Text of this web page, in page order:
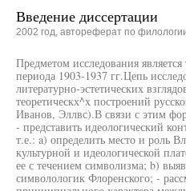
Введение диссертации
2002 год, автореферат по
Предметом исследования является творчество Флоренского периода 1903-1937 гг.Цепь исследования - рассмотрение литературно-эстетических взглядов Флоренского в контексте теоретическх^х построений русского младосймволизма (Бельпт, Иванов, Эллвс).В связи с этим формулируются следующие задачи: - представить идеологический контекст творчества Флоренского, т.е.: a) определить место и роль Вл. Соловьева в формировании культурной и идеологической платфорл&г Флоренского по связи ее с течением символизма; b) выявить историко-генеткческий фон символологик Флоренского; - рассмотреть сходства и расхождения принципиального характера между семиотической трактовкой знака и трактовкой символа в учении Флоренского; - разъяснить, насколько удастся, некоторые важнейшие концепты из понятийного аппарата Флоренского (реализм, музей, синтез искусств - исследовать структ^фу и принципы разбора Флоренским ряда конкретных художественных произведений.На защиту выносятся следучопще положения: - Дискурс^ Флоренского был сформирован ближайшим образом, с одной стороны, под воздействием переосмысленной идеологии Вл.Соловьева, с другой - художественного метода символизма, главным образом, русского младосймволизма; он представляет собой, с точки зрения стилистики и образа мысли, своего рода синкретизм того, что ^ Понятие дискурса здесь и далее рассматривается согласно второму значению в классификации Патрика Серьо: «единица, по размеру превосходящая фразу, высказывание в глобальном смысле» (Серьо П. Анализ др«?|^ урса во л. в диссертации названо 'художественным' и 'философским' направлениями Серебряного века. Понятие символа у Флоренского имеет лишь косвенное отношение к понятию знака в структуральной поэтике и, во всяком сл>'чае, принадлежит к иной мировоззренческой традиции, нежели этот последний. - Есть основания сближать литературоведческие приемы Флоренского с подходом к художественному тексту К.-Г. Юнга, ср. текстовая 'первопочва' (Флоренский) и 'архетип' (Юнг) и др. - Христианская догматика является преимущественным фактором теоретико-литературоведческих и литературно-критических изысканий Флоренского и оказывает прямое влияние на его понятийный аппарат.Методологической основой исследования является синкретизм герменевтического, лингвосемантического и историко-литературного подходов к литературному тексту.Теоретическую и лгетодологическую базу диссертации составляют основные концептуальные положения, сформулированные в трудах П.А. Флоренского, А..Ф. Лосева, A . A . Потебни, К.Г. Юнга, В.Н. Топорова, К.Г. Исупова, Хоружего, Н. Бонецкой и др.Источниками исследования сл>'жат опубликованные на сей день тексты П.А. Флоренского. Это четыре тома, вышедшие в составе серии «Философское наследие», отдельный том из той же серии по философии художественного творчества, «Столп и утверждение истины» (1914). В этом же ряду^ назовем первую часть составленной К.Г. Ис^тювым антологии о «личности и творчестве Павла Флоренского в оденке руссю1х мыслителей и исследователей». Важным источником были теоретические работы младосимволиетов, в первую очередь Вяч. Иванова, Андрея Белого и Эллиса.Французской школе // Семиотика: Антология. Сост. Ю.С. Степанов. М., 2001.В целом наследие П.А. Флоренского можно, с известной долей условности, раскределйть но пяти классам (выключая фотохудожественные опыты, для которых в авторском Проспекте собрания сочинений задуман был отдельный X V том); это исследования: 1) литературно-критические (см. гл. II), 2) философско-богословские («Столп», «Водоразделы»), 3) художественно-критические («Золото в лазури», «Соль земли») 4) научно-технические (монография о диэлектриках, «Мнимости в геометрии», статьи в Технической энциклопедии) 5) эпистолярно-мемуаркые (письма из Соловецкого лагеря, «Детям моим»).Флоренский указывал на органический характер своего творчества: малейшая частность столь же важна и нагружена смыслом, сколько фундаментальные категории. Идеальным исследователем Флоренского был бы, следовательно, тот, кто исходил бы в равной мере из литературнокритических и философско-богословских, а также из научно-технических трудов о. Павла. Автор настоящей работы не обладает сведениями, которые позволили бы усвоить и сколько-нибудь компетентно оценить работы Флоренского в области наук технических; с другой стороны, не хотелось ему слепо доверяться и чужим оценкам, тем более, что они по большей части слишком противоречивы, чтобы выглядеть очевидно-убедительными. По этим причинам исключены из источников все научно-технические труды о. Павла.Также оставлены в стороне проблемы, относящиеся к живописи (обратная перспектива, гравюра и масляная живопись, значение живописных поз и жестов и т.д.), обращение к коим на протяжении работы лишь спорадическое. Автор сознает, что это сужает сферу вьгоодов, к которым он приходит на протяжении исследования.Традиционно П.А. Флоренского воспринимают в качестве «философа».Половиккин), богословы (игум. Андроник [Трубачев], иерм. Иннокентий Павлов]) и - last but not the least - филолог^и (Н. Бонецкая). ^ Жолковский А .^К., Щеглов Ю.К. Работы по поэтике выразительности. М., 1996. 263. ^ Ср.: Флоренский сегодня: три точки зрения // Вопросы философии. 1997. ЗУ« 5. 125-156. Что касается эстетической концепции Флоренского, то в этой области сделано не так много, сравнительно с тем, что, в общих чертах, предстоит еще сделать. Помимо описательных работ В. Иванова (1982), Киррех! Н.-]. (1987), И. Гзлинской (1991), компиляции К. Баршта (1997), следует выделить работы Л. Геллера (1988), А. Шишкина (1990), Кравца (1993), В. Бычкова (1990), К. Исупова (1992; 1992а; 1996; 2001), а также главу о Флоренском из компендиума Г. Почепцова (2001) о русской семиотике'^. Кроме того, эстетической концепции Флоренского, преимущественно в